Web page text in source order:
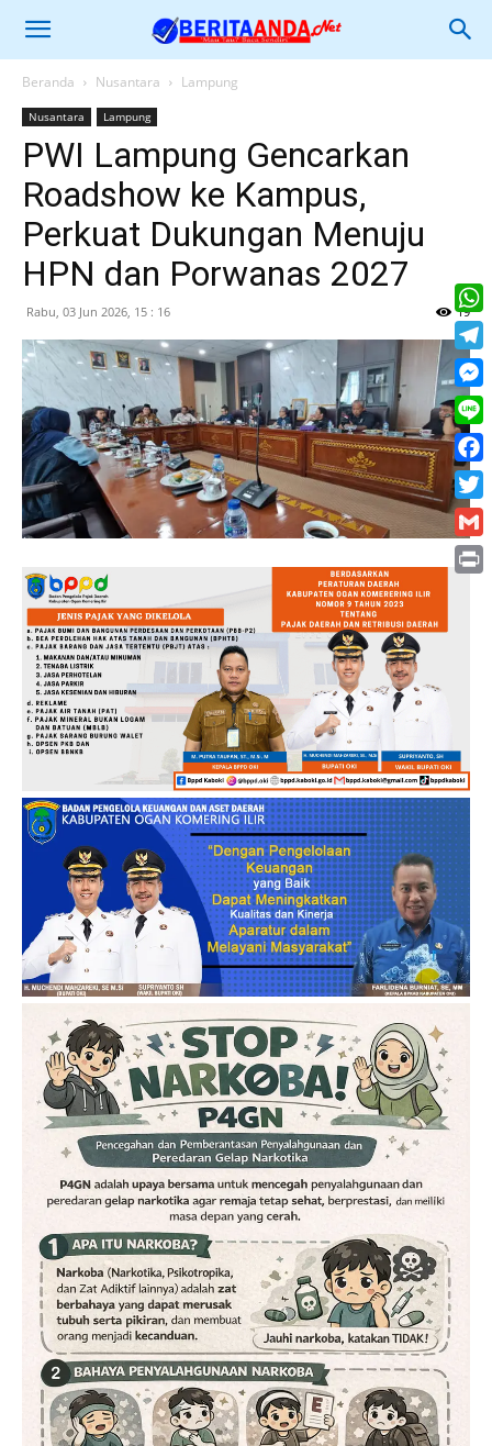
Beranda Nusantara Lampung
Nusantara Lampung
PWI Lampung Gencarkan
Roadshow ke Kampus,
Perkuat Dukungan Menuju
HPN dan Porwanas 2027
Rabu, 03 Jun 2026, 15 : 16 19
Line